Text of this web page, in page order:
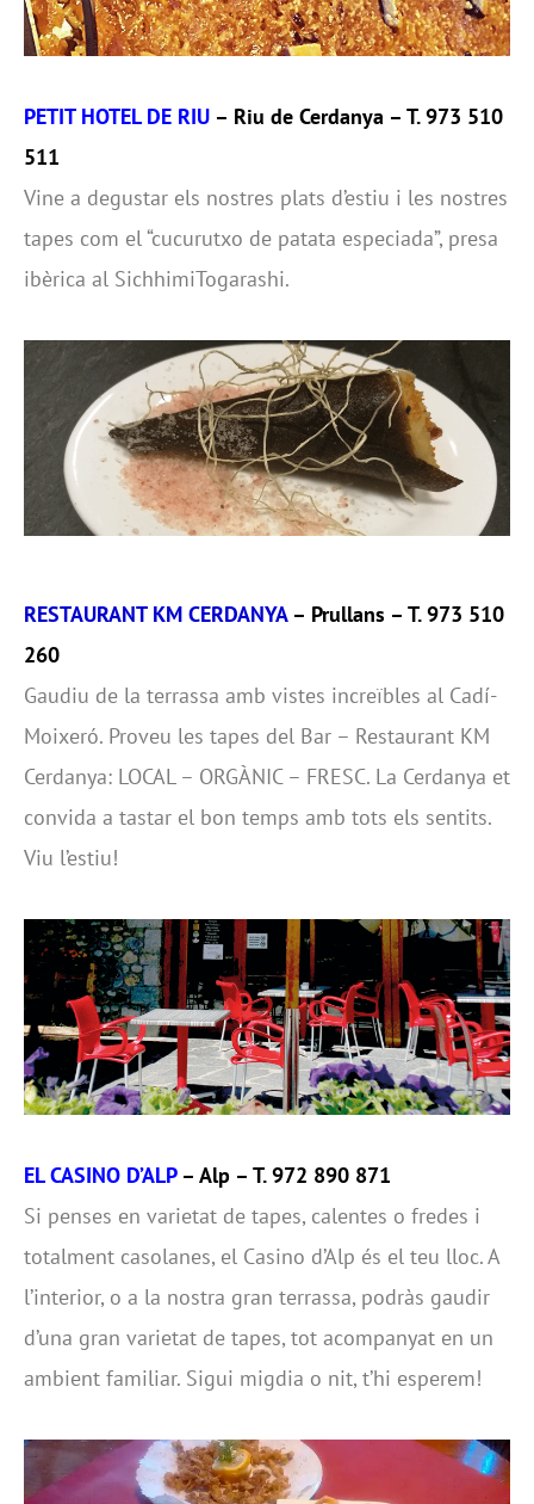
PETIT HOTEL DE RIU – Riu de Cerdanya – T. 973 510
511
Vine a degustar els nostres plats d’estiu i les nostres
tapes com el “cucurutxo de patata especiada”, presa
ibèrica al SichhimiTogarashi.
RESTAURANT KM CERDANYA– Prullans – T. 973 510
260
Gaudiu de la terrassa amb vistes increïbles al Cadí-
Moixeró. Proveu les tapes del Bar – Restaurant KM
Cerdanya: LOCAL – ORGÀNIC – FRESC. La Cerdanya et
convida a tastar el bon temps amb tots els sentits.
Viu l’estiu!
EL CASINO D’ALP– Alp – T. 972 890 871
Si penses en varietat de tapes, calentes o fredes i
totalment casolanes, el Casino d’Alp és el teu lloc. A
l’interior, o a la nostra gran terrassa, podràs gaudir
d’una gran varietat de tapes, tot acompanyat en un
ambient familiar. Sigui migdia o nit, t’hi esperem!